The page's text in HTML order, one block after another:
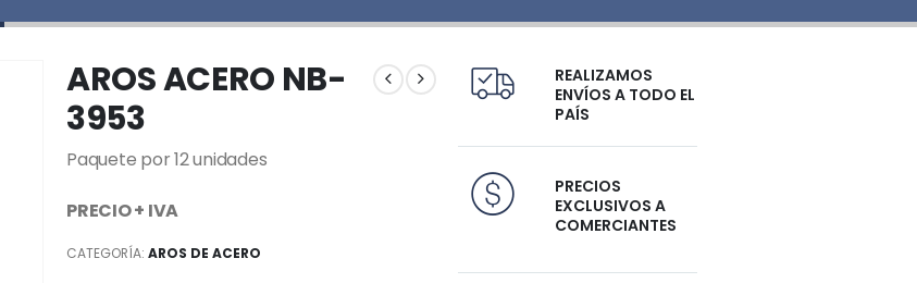
AROS ACERO NB-
3953
Paquete por 12 unidades
PRECIO + IVA
CATEGORÍA: AROS DE ACERO
REALIZAMOS
ENVÍOS A TODO EL
PAÍS
PRECIOS
EXCLUSIVOS A
COMERCIANTES